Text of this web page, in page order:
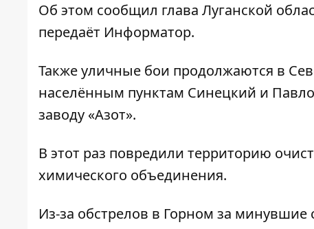
Об этом сообщил глава Луганской
передаёт Информатор.
Также уличные бои продолжаются в
населённым пунктам Синецкий и
заводу «Азот».
В этот раз повредили территорию
химического объединения.
Из-за обстрелов в Горном за